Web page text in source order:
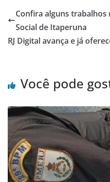
e
b
o
er s
A
p
e
Confira alguns trabalhos
Social de Itaperuna
RJ Digital avança e já
Você pode